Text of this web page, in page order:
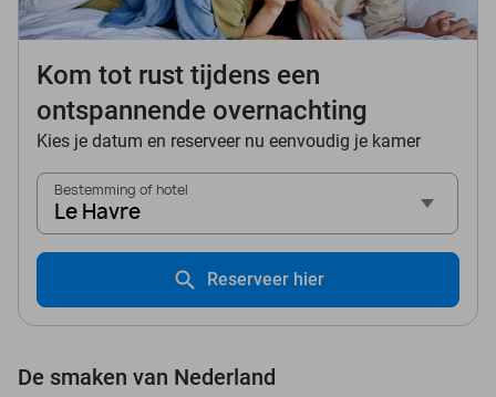
Kom tot rust tijdens een
ontspannende overnachting
Kies je datum en reserveer nu eenvoudig je kamer
Bestemming of hotel
Le Havre
Reserveer hier
De smaken van Nederland